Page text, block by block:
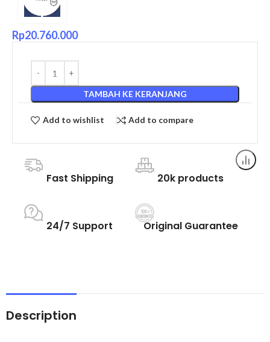
Rp20.760.000
TAMBAH KE KERANJANG
Add to wishlist Add to compare
Fast Shipping 20k products
24/7 Support Original Guarantee
Description